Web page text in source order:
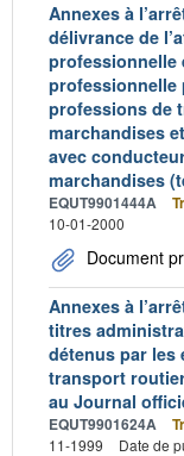
Annexes à
délivrance de
professionnelle
professionnelle
professions de
marchandises
avec
marchandises
EQUT9901444A
10-01-2000
Document
Annexes à
titres
détenus par les
transport
au Journal
EQUT9901624A
11-1999
Date de